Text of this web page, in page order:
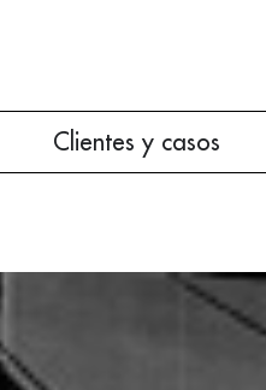
Clientes y casos